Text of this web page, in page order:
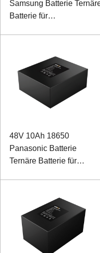
Samsung Batterie
Batterie für
48V 10Ah 18650
Panasonic Batterie
Ternäre Batterie für
unteren Extremitäten